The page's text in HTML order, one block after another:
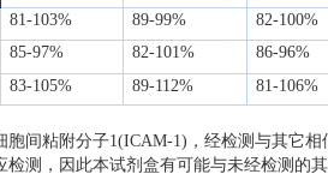
81-103% 89-99%
82-100%
85-97% 82-101%
86-96%
83-105% 89-112%
81-106%
胞间粘附分子1(ICAM-1)，经检测与其它
检测，因此本试剂盒有可能与未经检测的